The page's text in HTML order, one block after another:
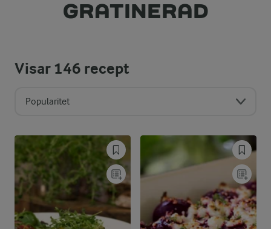
GRATINERAD
Visar146 recept
Popularitet